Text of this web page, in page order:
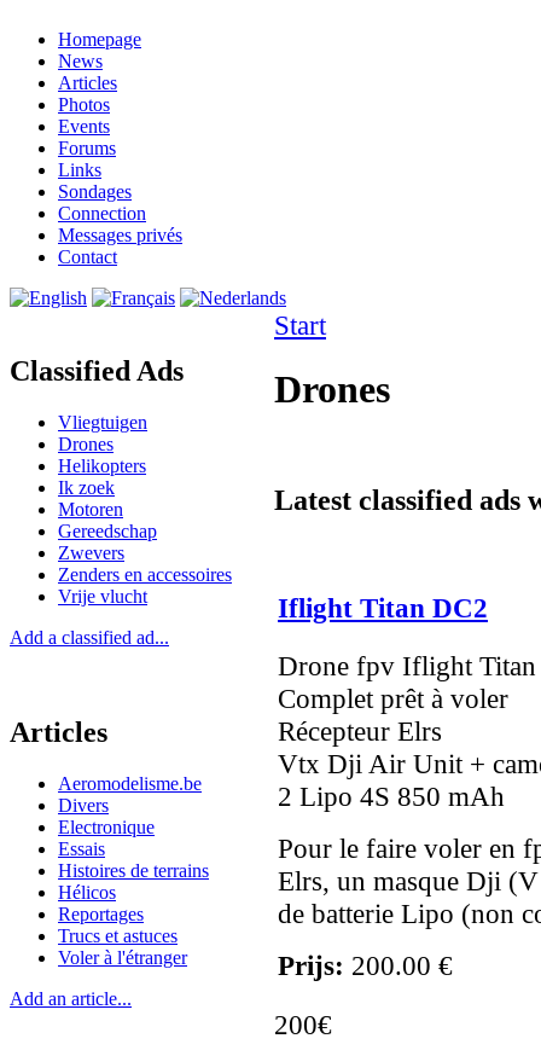
Homepage
News
Articles
Photos
Events
Forums
Links
Sondages
Connection
Messages privés
Contact
Classified Ads
Vliegtuigen
Drones
Helikopters
Ik zoek
Motoren
Gereedschap
Zwevers
Zenders en accessoires
Vrije vlucht
Add a classified ad...
Articles
Aeromodelisme.be
Divers
Electronique
Essais
Histoires de terrains
Hélicos
Reportages
Trucs et astuces
Voler à l'étranger
Add an article...
Start
Drones
Latest classified ads
Iflight Titan DC2
Drone fpv Iflight
Complet prêt à voler
Récepteur Elrs
Vtx Dji Air Unit +
2 Lipo 4S 850 mAh
Pour le faire voler en
Elrs, un masque Dji
de batterie Lipo (non
Prijs: 200.00 €
200€